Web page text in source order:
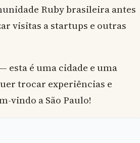
Ruby brasileira antes
visitas a startups e outras
esta é uma cidade e uma
trocar experiências e
vindo a São Paulo!